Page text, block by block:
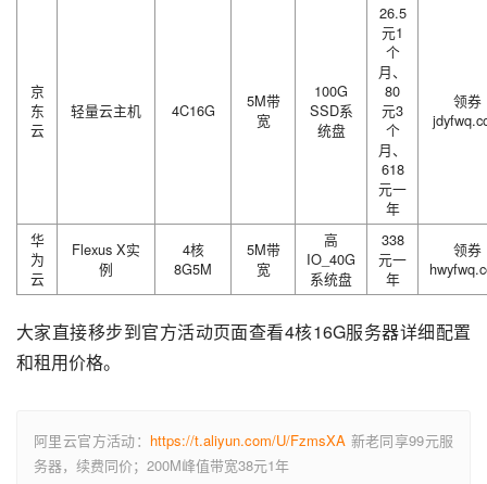
京
东
云
轻量云主机 4C16G
5M带
宽
100G
SSD系
统盘
26.5
元1
个
月、
80
元3
个
月、
618
元一
年
领券
华
为
云
Flexus X实
例
4核
8G5M
5M带
宽
高
IO_40G
系统盘
338
元一
年
领券
大家直接移步到官方活动页面查看4核16G服务器详细配置
和租用价格。
阿里云官方活动： https://t.aliyun.com/U/FzmsXA 新老同享99元服
务器，续费同价；200M峰值带宽38元1年